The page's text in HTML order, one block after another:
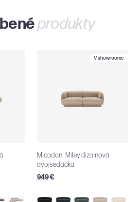
produkty
V showroome
Micadoni Miley dizajnová
dvojsedačka
949 €